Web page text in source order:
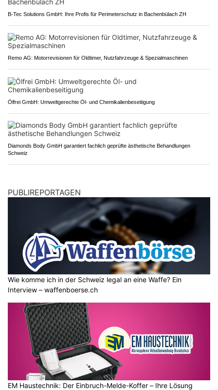
B-Tec Solutions GmbH: Ihre Profis für Perimeterschutz in Bachenbülach ZH
Remo AG: Motorrevisionen für Oldtimer, Nutzfahrzeuge & Spezialmaschinen
Ölfrei GmbH: Umweltgerechte Öl- und Chemikalienbeseitigung
Diamonds Body GmbH garantiert fachlich geprüfte ästhetische Behandlungen
Schweiz
PUBLIREPORTAGEN
Wie komme ich in der Schweiz legal an eine Waffe? Ein
Interview – waffenboerse.ch
EM Haustechnik: Der Einbruch-Melde-Koffer – Ihre Lösung